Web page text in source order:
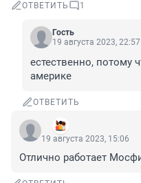
ОТВЕТИТЬ 1
Гость
19 августа 2023, 22:57
естественно, потому
америке
ОТВЕТИТЬ
19 августа 2023, 15:06
Отлично работает